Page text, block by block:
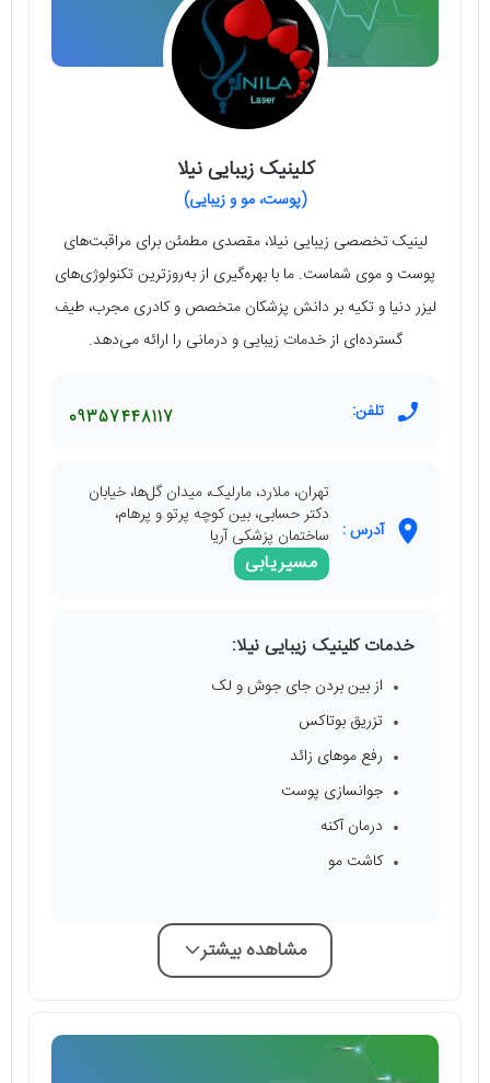
کلینیک زیبایی نیلا
(پوست، مو و زیبایی)
لینیک تخصصی زیبایی نیلا، مقصدی مطمئن برای مراقبت‌های
پوست و موی شماست. ما با بهره‌گیری از به‌روزترین تکنولوژی‌های
لیزر دنیا و تکیه بر دانش پزشکان متخصص و کادری مجرب، طیف
گسترده‌ای از خدمات زیبایی و درمانی را ارائه می‌دهد.
تلفن: 09357448117
آدرس :
تهران، ملارد، مارلیک، میدان گل‌ها، خیابان
دکتر حسابی، بین کوچه پرتو و پرهام،
ساختمان پزشکی آریا
مسیریابی
خدمات کلینیک زیبایی نیلا:
از بین بردن جای جوش و لک
تزریق بوتاکس
رفع موهای زائد
جوانسازی پوست
درمان آکنه
کاشت مو
مشاهده بیشتر